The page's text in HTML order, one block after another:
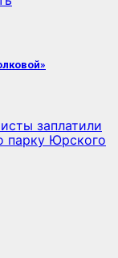
заплатили
парку Юрского